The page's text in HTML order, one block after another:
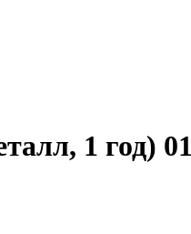
1 год)